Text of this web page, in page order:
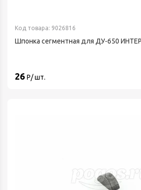
Код товара: 9026816
Шпонка сегментная для ДУ-650
26 Р/ шт.